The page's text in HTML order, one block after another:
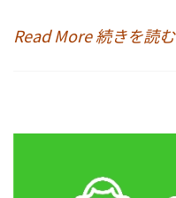
Read More 続きを読む